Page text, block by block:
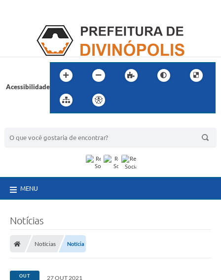
Acessibilidade
MENU
Notícias
Notícias Notícia
OUT 27 OUT 2021